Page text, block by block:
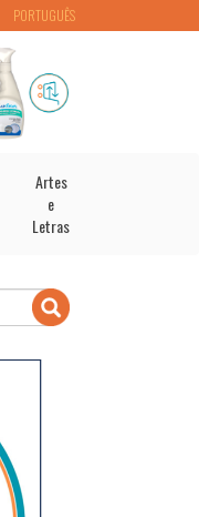
PORTUGUÊS
Artes
e
Letras